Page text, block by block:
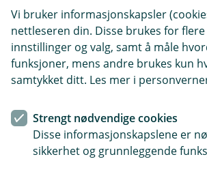
kan du bli spurt om du vil
lokal valuta.
er det butikken eller
for deg. Velger du lokal
du får som regel bedre valutakurs.
korte turer til Sverige eller
Vi bruker informasjonskapsler
nettleseren din. Disse brukes for
innstillinger og valg, samt å måle
funksjoner, mens andre brukes kun
samtykket ditt. Les mer i
Strengt nødvendige cookies
Disse informasjonskapslene er
sikkerhet og grunnleggende